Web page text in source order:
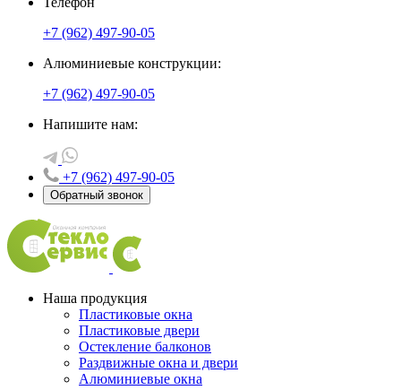
+7 (962) 497-90-05
Алюминиевые конструкции:
+7 (962) 497-90-05
Напишите нам:
+7 (962) 497-90-05
Обратный звонок
Наша продукция
Пластиковые окна
Пластиковые двери
Остекление балконов
Раздвижные окна и двери
Алюминиевые окна